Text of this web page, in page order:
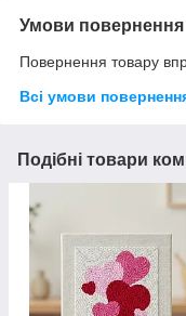
Умови повернення
Повернення товару
Всі умови
Подібні товари